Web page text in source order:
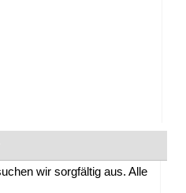
wir sorgfältig aus. Alle